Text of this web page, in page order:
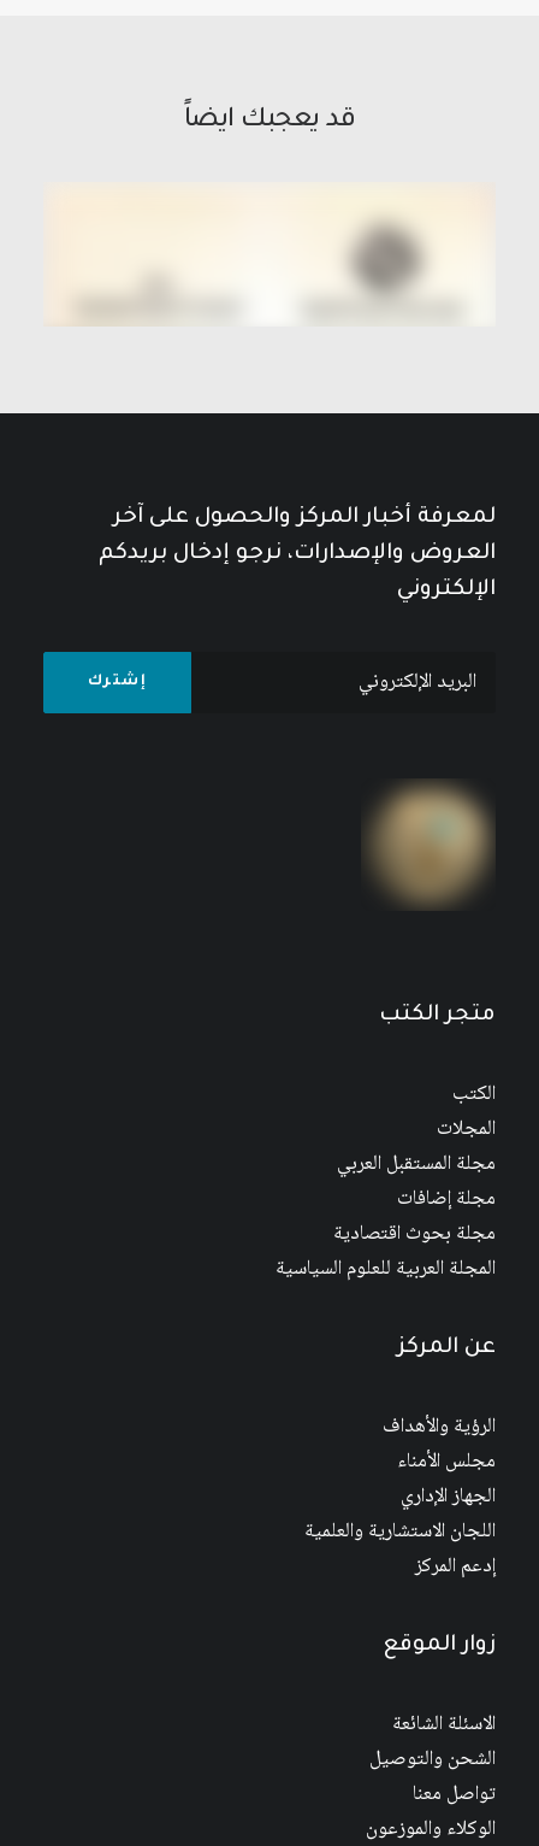
قد يعجبك ايضاً
لمعرفة أخبار المركز والحصول على آخر
العروض والإصدارات، نرجو إدخال بريدكم
الإلكتروني
متجر الكتب
الكتب
المجلات
مجلة المستقبل العربي
مجلة إضافات
مجلة بحوث اقتصادية
المجلة العربية للعلوم السياسية
عن المركز
الرؤية والأهداف
مجلس الأمناء
الجهاز الإداري
اللجان الاستشارية والعلمية
إدعم المركز
زوار الموقع
الاسئلة الشائعة
الشحن والتوصيل
تواصل معنا
الوكلاء والموزعون